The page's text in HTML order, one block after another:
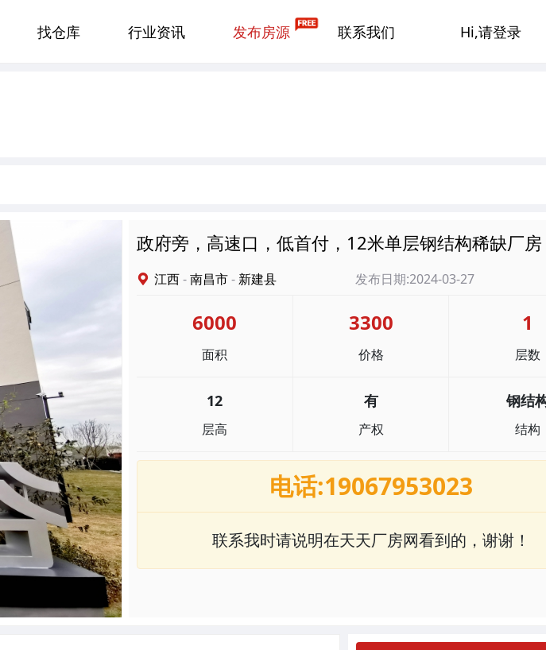
Hi,请登录
找仓库 行业资讯 发布房源 联系我们
政府旁，高速口，低首付，12米单层钢结构稀缺厂房
江西-南昌市- 新建县 发布日期:2024-03-27
6000
面积
3300
价格
1
层数
12
层高
有
产权
钢结
结构
电话:19067953023
联系我时请说明在天天厂房网看到的，谢谢！